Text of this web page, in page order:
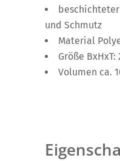
beschichteter
und Schmutz
Material
Größe BxHxT:
Volumen ca.